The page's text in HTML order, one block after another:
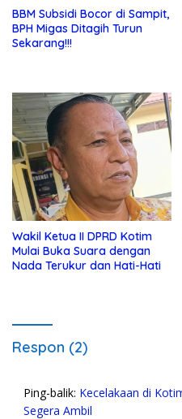
BBM Subsidi Bocor di Sampit,
BPH Migas Ditagih Turun
Sekarang!!!
Wakil Ketua II DPRD Kotim
Mulai Buka Suara dengan
Nada Terukur dan Hati-Hati
Respon (2)
Ping-balik: Kecelakaan di
Segera Ambil